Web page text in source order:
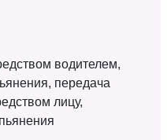
водителем,
передача
лицу,